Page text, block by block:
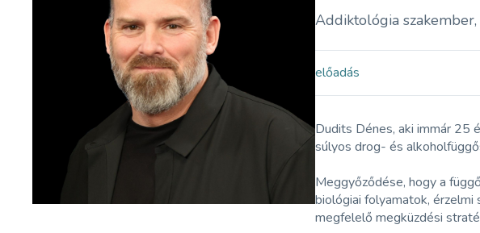
Addiktológia
előadás
Dudits Dénes, aki immár 25
súlyos drog- és
Meggyőződése, hogy a
biológiai folyamatok, érzelmi
megfelelő megküzdési